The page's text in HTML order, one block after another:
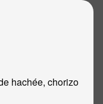
hachée, chorizo